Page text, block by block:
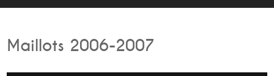
Maillots 2006-2007